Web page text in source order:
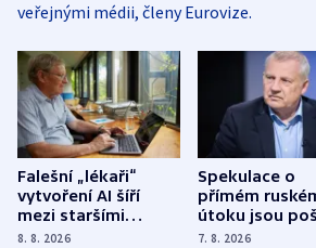
veřejnými médii, členy Eurovize.
Falešní „lékaři“
vytvoření AI šíří
mezi staršími
Poláky nebezpečné
8. 8. 2026
Spekulace o
přímém
útoku jsou
míní estonský
7. 8. 2026